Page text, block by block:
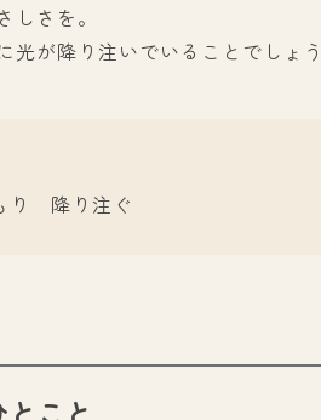
さを。
が降り注いでいることでしょう
り 降り注ぐ
こと